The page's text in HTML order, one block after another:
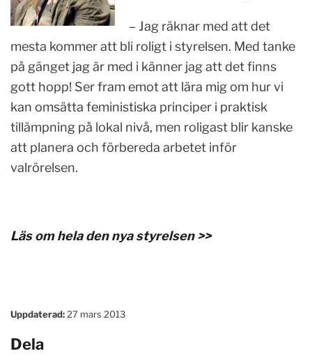
– Jag räknar med att det
mesta kommer att bli roligt i styrelsen. Med tanke
på gänget jag är med i känner jag att det finns
gott hopp! Ser fram emot att lära mig om hur vi
kan omsätta feministiska principer i praktisk
tillämpning på lokal nivå, men roligast blir kanske
att planera och förbereda arbetet inför
valrörelsen.
Läs om hela den nya styrelsen >>
Uppdaterad: 27 mars 2013
Dela